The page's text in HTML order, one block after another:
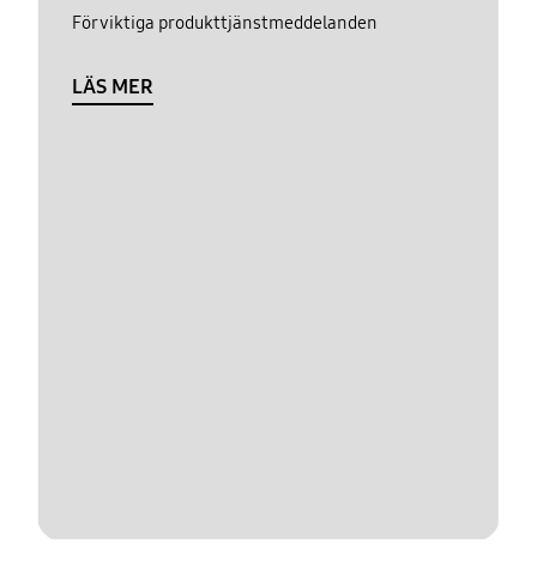
För viktiga produkttjänstmeddelanden
LÄS MER